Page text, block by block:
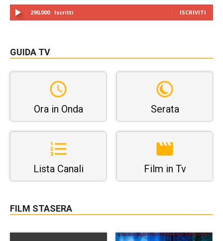
290,000 Iscritti ISCRIVITI
GUIDA TV
Ora in Onda Serata
Lista Canali Film in Tv
FILM STASERA